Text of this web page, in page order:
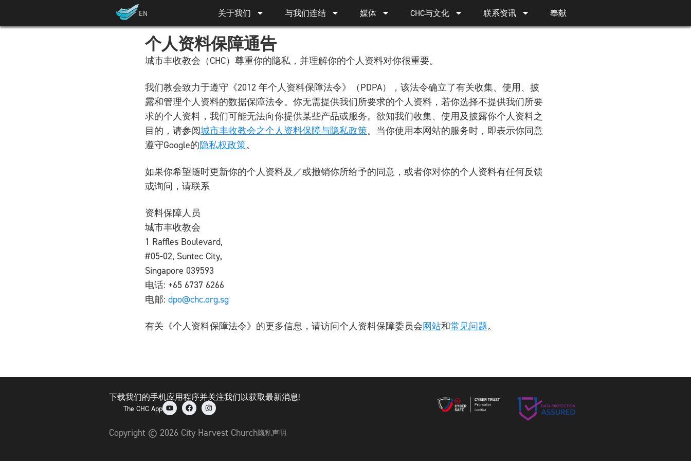
EN 关于我们 与我们连结 媒体 CHC与文化 联系资讯 奉献
个人资料保障通告
城市丰收教会（CHC）尊重你的隐私，并理解你的个人资料对你很重要。
我们教会致力于遵守《2012 年个人资料保障法令》（PDPA），该法令确立了有关收集、使用、披
露和管理个人资料的数据保障法令。你无需提供我们所要求的个人资料，若你选择不提供我们所要
求的个人资料，我们可能无法向你提供某些产品或服务。欲知我们收集、使用及披露你个人资料之
目的，请参阅城市丰收教会之个人资料保障与隐私政策。当你使用本网站的服务时，即表示你同意
遵守Google的隐私权政策。
如果你希望随时更新你的个人资料及／或撤销你所给予的同意，或者你对你的个人资料有任何反馈
或询问，请联系
资料保障人员
城市丰收教会
1 Raffles Boulevard,
#05-02, Suntec City,
Singapore 039593
电话: +65 6737 6266
电邮: dpo@chc.org.sg
有关《个人资料保障法令》的更多信息，请访问个人资料保障委员会网站和常见问题。
下载我们的手机应用程序并关注我们以获取最新消息!
The CHC App
Copyright © 2026 City Harvest Church隐私声明